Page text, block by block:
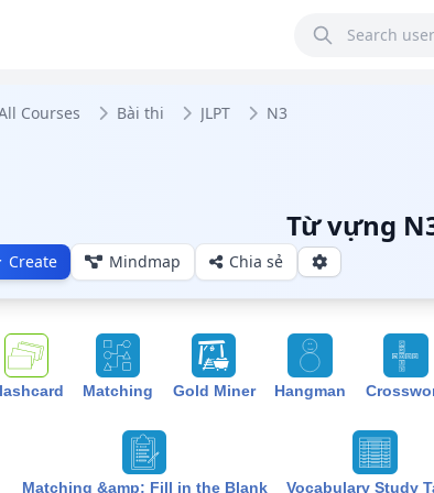
Courses Bài thi JLPT N3
Từ vựng
Create Mindmap Chia sẻ
Matching Gold Miner Hangman
Matching &amp; Fill in the Blank Vocabulary Study